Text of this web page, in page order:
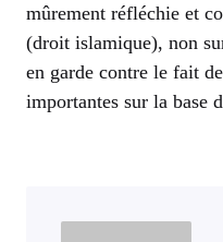
mûrement réfléchie et
(droit islamique), non
en garde contre le fait
importantes sur la base